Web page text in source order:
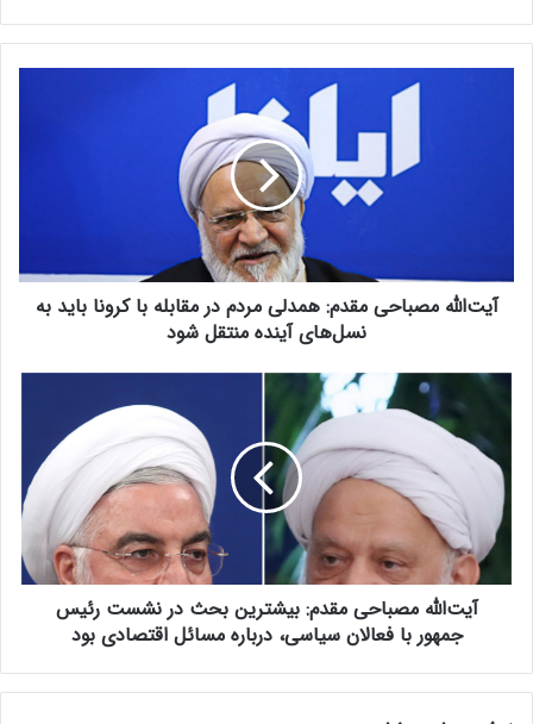
ص
ی
د
ر
آیت‌الله مصباحی مقدم: همدلی مردم در مقابله با کرونا باید به
نسل‌های آینده منتقل شود
آ
ص
ی
آیت‌الله مصباحی مقدم: بیشترین بحث در نشست رئیس
جمهور با فعالان سیاسی، درباره مسائل اقتصادی بود